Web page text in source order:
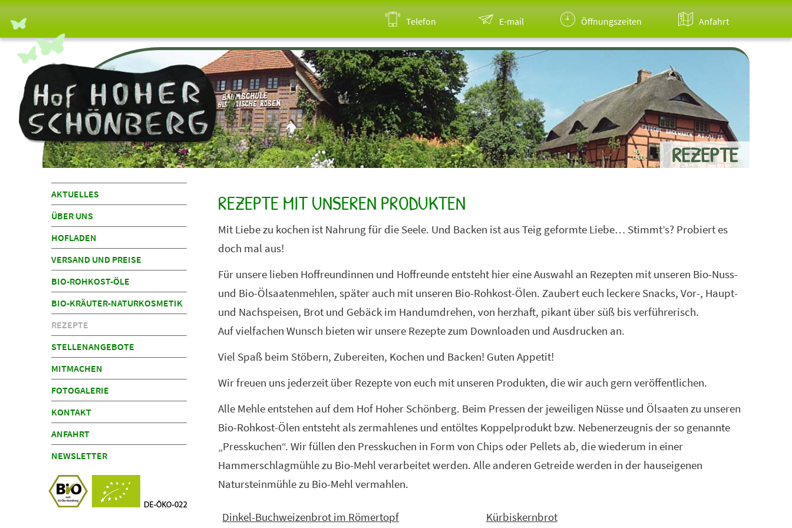
Navigation
überspringen
AKTUELLES
ÜBER UNS
HOFLADEN
VERSAND UND PREISE
BIO-ROHKOST-ÖLE
BIO-KRÄUTER-NATURKOSMETIK
REZEPTE
STELLENANGEBOTE
MITMACHEN
FOTOGALERIE
KONTAKT
ANFAHRT
NEWSLETTER
Telefon E-mail Öffnungszeiten Anfahrt
REZEPTE
REZEPTE MIT UNSEREN PRODUKTEN
Mit Liebe zu kochen ist Nahrung für die Seele. Und Backen ist aus Teig geformte Liebe… Stimmt’s? Probiert es
doch mal aus!
Für unsere lieben Hoffreundinnen und Hoffreunde entsteht hier eine Auswahl an Rezepten mit unseren Bio-Nuss-
und Bio-Ölsaatenmehlen, später auch mit unseren Bio-Rohkost-Ölen. Zaubert euch leckere Snacks, Vor-, Haupt-
und Nachspeisen, Brot und Gebäck im Handumdrehen, von herzhaft, pikant über süß bis verführerisch.
Auf vielfachen Wunsch bieten wir unsere Rezepte zum Downloaden und Ausdrucken an.
Viel Spaß beim Stöbern, Zubereiten, Kochen und Backen! Guten Appetit!
Wir freuen uns jederzeit über Rezepte von euch mit unseren Produkten, die wir auch gern veröffentlichen.
Alle Mehle entstehen auf dem Hof Hoher Schönberg. Beim Pressen der jeweiligen Nüsse und Ölsaaten zu unseren
Bio-Rohkost-Ölen entsteht als zermahlenes und entöltes Koppelprodukt bzw. Nebenerzeugnis der so genannte
„Presskuchen“. Wir füllen den Presskuchen in Form von Chips oder Pellets ab, die wiederum in einer
Hammerschlagmühle zu Bio-Mehl verarbeitet werden. Alle anderen Getreide werden in der hauseigenen
Natursteinmühle zu Bio-Mehl vermahlen.
Dinkel-Buchweizenbrot im Römertopf Kürbiskernbrot